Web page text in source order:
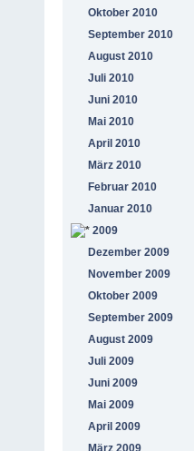
Oktober 2010
September 2010
August 2010
Juli 2010
Juni 2010
Mai 2010
April 2010
März 2010
Februar 2010
Januar 2010
2009
Dezember 2009
November 2009
Oktober 2009
September 2009
August 2009
Juli 2009
Juni 2009
Mai 2009
April 2009
März 2009